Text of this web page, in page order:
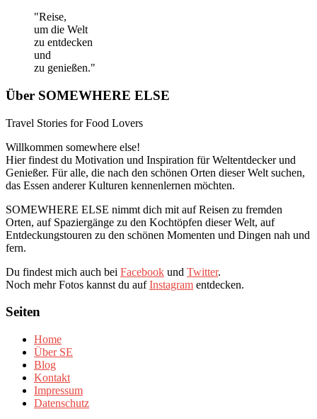
"Reise,
um die Welt
zu entdecken
und
zu genießen."
Über SOMEWHERE ELSE
Travel Stories for Food Lovers
Willkommen somewhere else!
Hier findest du Motivation und Inspiration für Weltentdecker und
Genießer. Für alle, die nach den schönen Orten dieser Welt suchen,
das Essen anderer Kulturen kennenlernen möchten.
SOMEWHERE ELSE nimmt dich mit auf Reisen zu fremden
Orten, auf Spaziergänge zu den Kochtöpfen dieser Welt, auf
Entdeckungstouren zu den schönen Momenten und Dingen nah und
fern.
Du findest mich auch bei Facebook und Twitter.
Noch mehr Fotos kannst du aufInstagram entdecken.
Seiten
Home
Über SE
Blog
Kontakt
Impressum
Datenschutz